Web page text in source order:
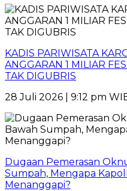
KADIS PARIWISATA
ANGGARAN 1 MILIAR
TAK DIGUBRIS
28 Juli 2026 | 9:12 pm
Dugaan Pemerasan
Sumpah, Mengapa
Menanggapi?